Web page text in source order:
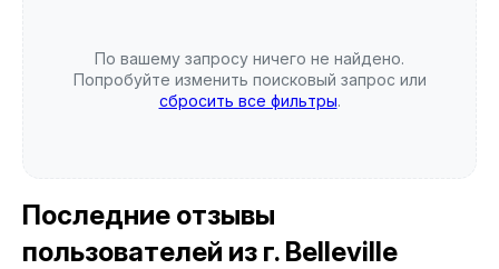
По вашему запросу ничего не найдено.
Попробуйте изменить поисковый запрос или
сбросить все фильтры.
Последние отзывы
пользователей из г. Belleville